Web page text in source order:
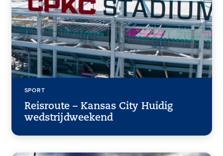
SPORT
Reisroute – Kansas City Huidig
wedstrijdweekend